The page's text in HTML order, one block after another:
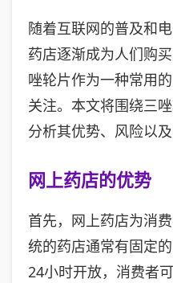
随着互联网的普及和
药店逐渐成为人们购
唑轮片作为一种常用
关注。本文将围绕三
分析其优势、风险以
网上药店的优势
首先，网上药店为消
统的药店通常有固定
24小时开放，消费者